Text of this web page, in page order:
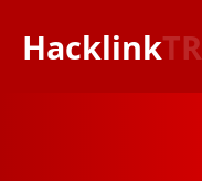
HacklinkTR